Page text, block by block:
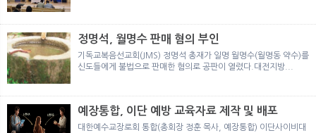
정명석, 월명수 판매 혐의 부인
기독교복음선교회(JMS) 정명석 총재가 일명 월명수(월명동 약수)를
신도들에게 불법으로 판매한 혐의로 공판이 열렸다.대전지방...
예장통합, 이단 예방 교육자료 제작 및 배포
대한예수교장로회 통합(총회장 정훈 목사, 예장통합) 이단사이비대